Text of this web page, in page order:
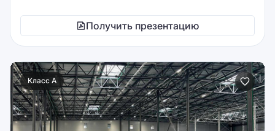
Получить презентацию
Класс A